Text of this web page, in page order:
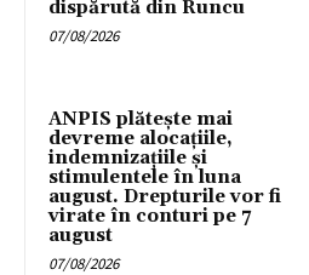
dispărută din Runcu
07/08/2026
ANPIS plătește mai
devreme alocațiile,
indemnizațiile și
stimulentele în luna
august. Drepturile vor fi
virate în conturi pe 7
august
07/08/2026